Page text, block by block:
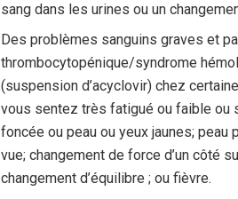
sang dans les urines ou un
Des problèmes sanguins graves et
thrombocytopénique/syndrome
(suspension d’acyclovir) chez
vous sentez très fatigué ou faible ou
foncée ou peau ou yeux jaunes; peau
vue; changement de force d’un côté
changement d’équilibre ; ou fièvre.